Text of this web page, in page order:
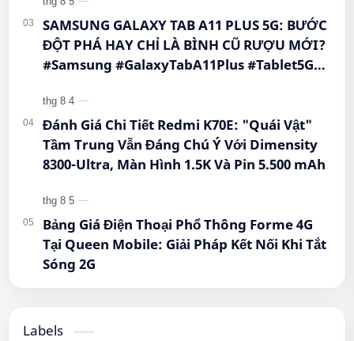
SAMSUNG GALAXY TAB A11 PLUS 5G: BƯỚC
ĐỘT PHÁ HAY CHỈ LÀ BÌNH CŨ RƯỢU MỚI?
#Samsung #GalaxyTabA11Plus #Tablet5G
Đánh Giá Chi Tiết Redmi K70E: "Quái Vật"
Tầm Trung Vẫn Đáng Chú Ý Với Dimensity
8300-Ultra, Màn Hình 1.5K Và Pin 5.500 mAh
Bảng Giá Điện Thoại Phổ Thông Forme 4G
Tại Queen Mobile: Giải Pháp Kết Nối Khi Tắt
Sóng 2G
Labels